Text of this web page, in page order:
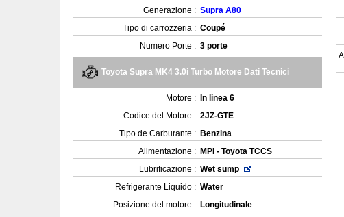
Generazione : Supra A80
Tipo di carrozzeria : Coupé
Numero Porte : 3 porte
Toyota Supra MK4 3.0i Turbo Motore Dati Tecnici
Motore :
In linea 6
Codice del Motore : 2JZ-GTE
Tipo de Carburante : Benzina
Alimentazione : MPI - Toyota TCCS
Lubrificazione : Wet sump
Refrigerante Liquido : Water
Posizione del motore : Longitudinale